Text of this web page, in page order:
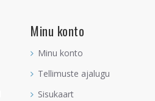
Minu konto
Minu konto
Tellimuste ajalugu
Sisukaart